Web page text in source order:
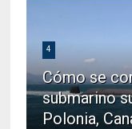
4
Cómo se
submarino
Polonia,